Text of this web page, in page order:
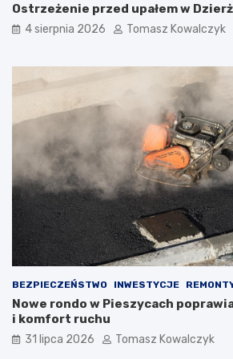
Ostrzeżenie przed upałem w
4 sierpnia 2026 Tomasz Kowalczyk
BEZPIECZEŃSTWO INWESTYCJE
Nowe rondo w Pieszycach
i komfort ruchu
31 lipca 2026 Tomasz Kowalczyk